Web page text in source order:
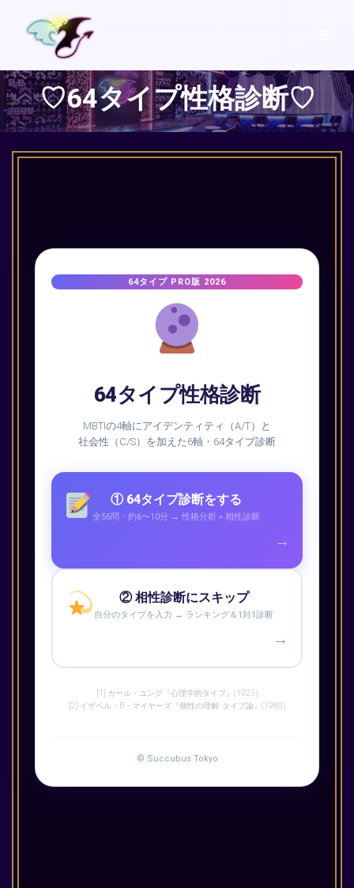
♡64タイプ性格診断♡
64タイプ PRO版 2026
64タイプ性格診断
MBTIの4軸にアイデンティティ（A/T）と
社会性（C/S）を加えた6軸・64タイプ診断
① 64タイプ診断をする
全56問・約6〜10分 → 性格分析＋相性診断
→
② 相性診断にスキップ
自分のタイプを入力 → ランキング＆1対1診断
→
[1] カール・ユング『心理学的タイプ』(1921)
[2] イザベル・B・マイヤーズ『個性の理解: タイプ論』(1980)
© Succubus Tokyo